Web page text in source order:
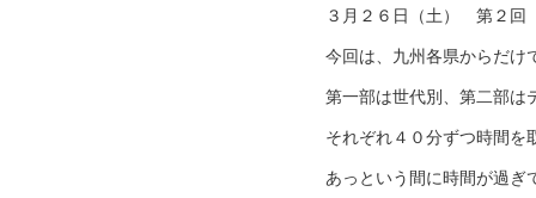
３月２６日（土） 第２回
今回は、九州各県からだけ
第一部は世代別、第二部は
それぞれ４０分ずつ時間を
あっという間に時間が過ぎ